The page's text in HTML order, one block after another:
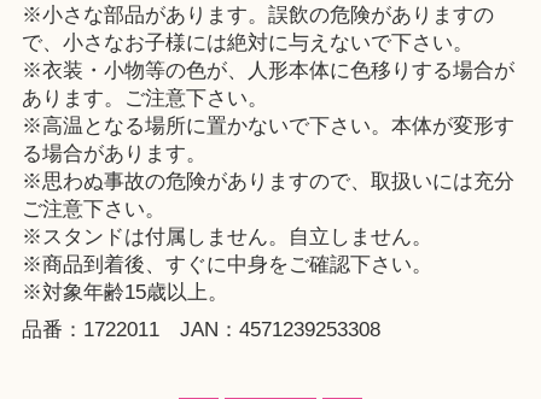
※小さな部品があります。誤飲の危険がありますの
で、小さなお子様には絶対に与えないで下さい。
※衣装・小物等の色が、人形本体に色移りする場合が
あります。ご注意下さい。
※高温となる場所に置かないで下さい。本体が変形す
る場合があります。
※思わぬ事故の危険がありますので、取扱いには充分
ご注意下さい。
※スタンドは付属しません。自立しません。
※商品到着後、すぐに中身をご確認下さい。
※対象年齢15歳以上。
品番：1722011 JAN：4571239253308